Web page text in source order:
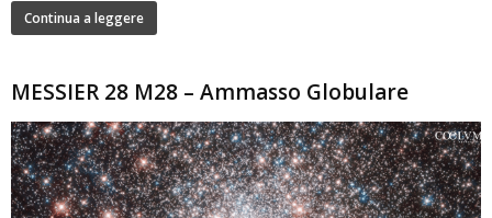
Continua a leggere
MESSIER 28 M28 – Ammasso Globulare